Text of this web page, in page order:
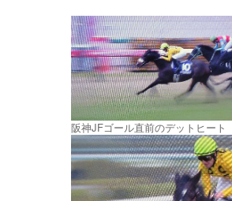
阪神JFゴール直前のデットヒート